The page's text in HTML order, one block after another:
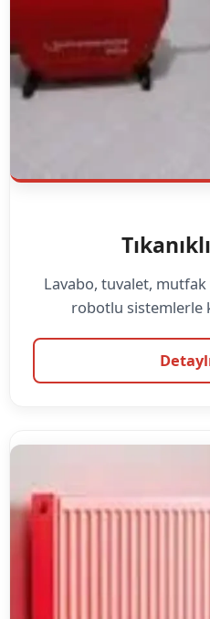
Lavabo, tuvalet, mutfak
robotlu sistemlerle